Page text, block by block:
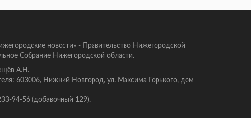
новости» - Правительство Нижегородской
Собрание Нижегородской области.
А.Н.
603006, Нижний Новгород, ул. Максима Горького, дом
94-56 (добавочный 129).